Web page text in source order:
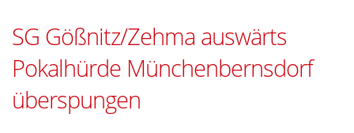
SG Gößnitz/Zehma auswärts
Pokalhürde Münchenbernsdorf
überspungen